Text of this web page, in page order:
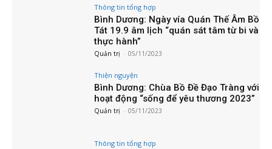
Thông tin tổng hợp
Bình Dương: Ngày vía Quán Thế Âm Bồ
Tát 19.9 âm lịch “quán sát tâm từ bi và
thực hành”
Quản trị - 05/11/2023
Thiện nguyện
Bình Dương: Chùa Bồ Đề Đạo Tràng với
hoạt động “sống để yêu thương 2023”
Quản trị - 05/11/2023
Thông tin tổng hợp